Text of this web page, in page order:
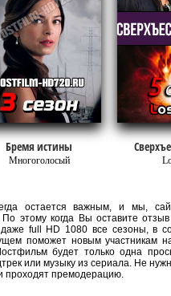
Бремя истины
Многоголосый
остается важным, и мы,
этому когда Вы оставите
full HD 1080 все сезоны, в
поможет новым участникам
будет только одна
или музыку из сериала. Не
проходят премодерацию.